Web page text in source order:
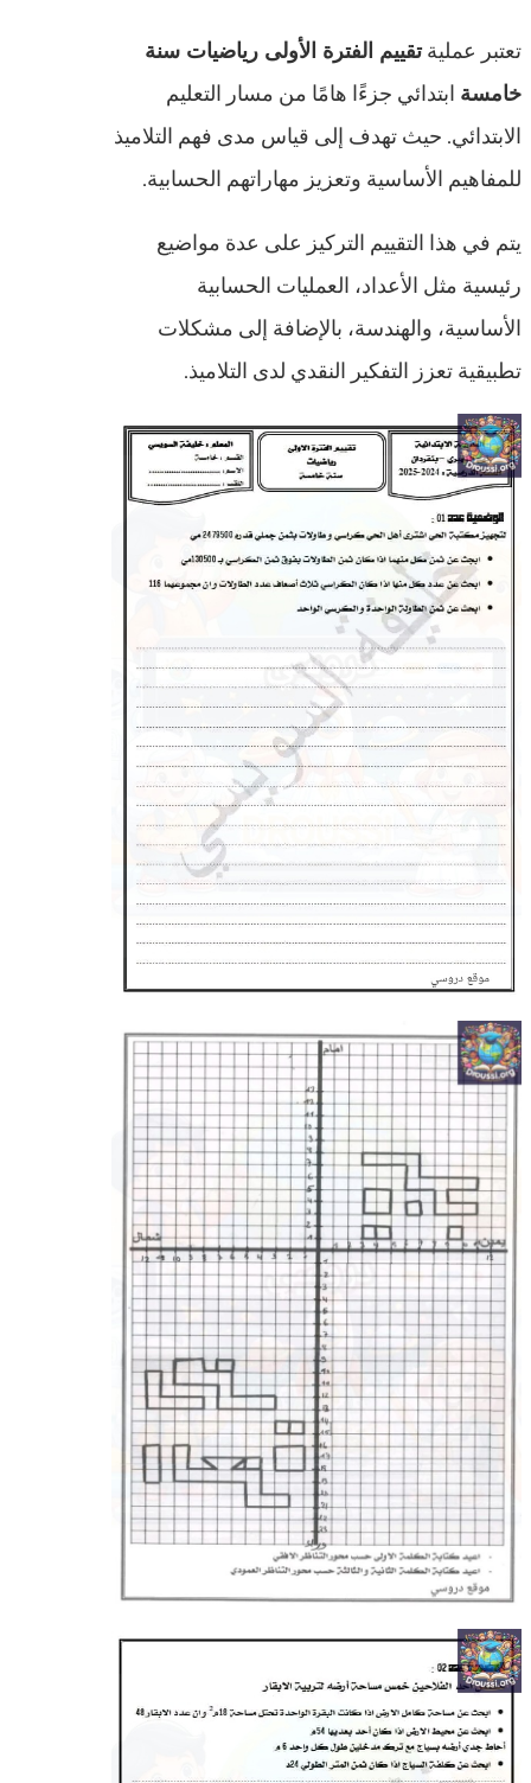
تعتبر عمليةتقييم الفترة الأولى رياضيات سنة
خامسة ابتدائي جزءًا هامًا من مسار التعليم
الابتدائي. حيث تهدف إلى قياس مدى فهم التلاميذ
للمفاهيم الأساسية وتعزيز مهاراتهم الحسابية.
يتم في هذا التقييم التركيز على عدة مواضيع
رئيسية مثل الأعداد، العمليات الحسابية
الأساسية، والهندسة، بالإضافة إلى مشكلات
تطبيقية تعزز التفكير النقدي لدى التلاميذ.